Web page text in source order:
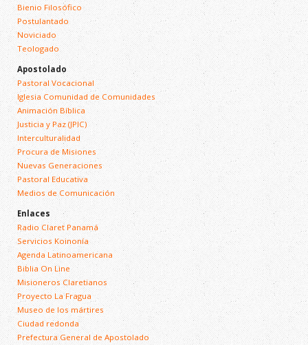
Bienio Filosófico
Postulantado
Noviciado
Teologado
Apostolado
Pastoral Vocacional
Iglesia Comunidad de Comunidades
Animación Bíblica
Justicia y Paz (JPIC)
Interculturalidad
Procura de Misiones
Nuevas Generaciones
Pastoral Educativa
Medios de Comunicación
Enlaces
Radio Claret Panamá
Servicios Koinonía
Agenda Latinoamericana
Biblia On Line
Misioneros Claretianos
Proyecto La Fragua
Museo de los mártires
Ciudad redonda
Prefectura General de Apostolado